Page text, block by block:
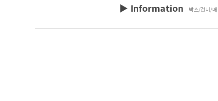
▶ Information 박스/런너/